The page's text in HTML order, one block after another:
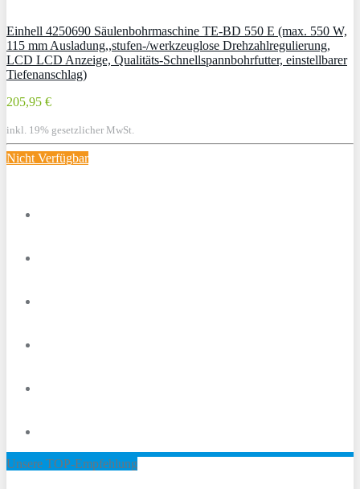
Einhell 4250690 Säulenbohrmaschine TE-BD 550 E (max. 550 W,
115 mm Ausladung,,stufen-/werkzeuglose Drehzahlregulierung,
LCD LCD Anzeige, Qualitäts-Schnellspannbohrfutter, einstellbarer
Tiefenanschlag)
205,95 €
inkl. 19% gesetzlicher MwSt.
Nicht Verfügbar
Unsere TOP-Empfehlung